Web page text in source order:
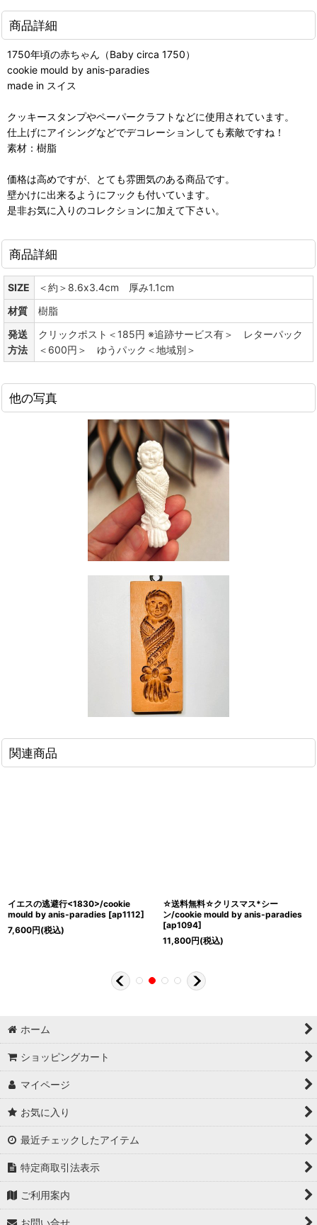
商品詳細
1750年頃の赤ちゃん（Baby circa 1750）
cookie mould by anis-paradies
made in スイス
クッキースタンプやペーパークラフトなどに使用されています。
仕上げにアイシングなどでデコレーションしても素敵ですね！
素材：樹脂
価格は高めですが、とても雰囲気のある商品です。
壁かけに出来るようにフックも付いています。
是非お気に入りのコレクションに加えて下さい。
商品詳細
SIZE
＜約＞8.6x3.4cm 厚み1.1cm
材質
樹脂
発送
方法
クリックポスト＜185円 ※追跡サービス有＞ レターパック
＜600円＞ ゆうパック＜地域別＞
他の写真
関連商品
イエスの逃避行<1830>/cookie
mould by anis-paradies [ap1112]
7,600円(税込)
☆送料無料☆クリスマス*シー
ン/cookie mould by anis-paradies
[ap1094]
11,800円(税込)
ホーム
ショッピングカート
マイページ
お気に入り
最近チェックしたアイテム
特定商取引法表示
ご利用案内